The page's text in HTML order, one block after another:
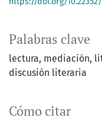
Palabras clave
lectura mediación
discusión literaria
Cómo citar